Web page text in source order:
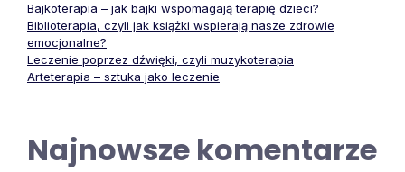
Bajkoterapia – jak bajki wspomagają terapię dzieci?
Biblioterapia, czyli jak książki wspierają nasze zdrowie
emocjonalne?
Leczenie poprzez dźwięki, czyli muzykoterapia
Arteterapia – sztuka jako leczenie
Najnowsze komentarze